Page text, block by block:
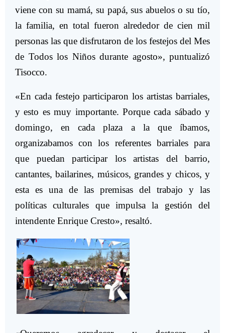
viene con su mamá, su papá, sus abuelos o su tío,
la familia, en total fueron alrededor de cien mil
personas las que disfrutaron de los festejos del Mes
de Todos los Niños durante agosto», puntualizó
Tisocco.
«En cada festejo participaron los artistas barriales,
y esto es muy importante. Porque cada sábado y
domingo, en cada plaza a la que íbamos,
organizabamos con los referentes barriales para
que puedan participar los artistas del barrio,
cantantes, bailarines, músicos, grandes y chicos, y
esta es una de las premisas del trabajo y las
políticas culturales que impulsa la gestión del
intendente Enrique Cresto», resaltó.